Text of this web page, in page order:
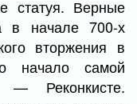
статуя. Верные
в начале 700-х
вторжения в
начало самой
Реконкисте.